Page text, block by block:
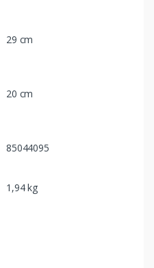
29 cm
20 cm
85044095
1,94 kg